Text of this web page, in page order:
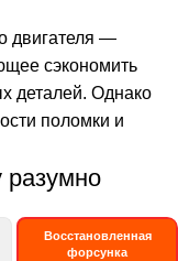
двигателя —
сэкономить
деталей. Однако
поломки и
разумно
Восстановленная
форсунка